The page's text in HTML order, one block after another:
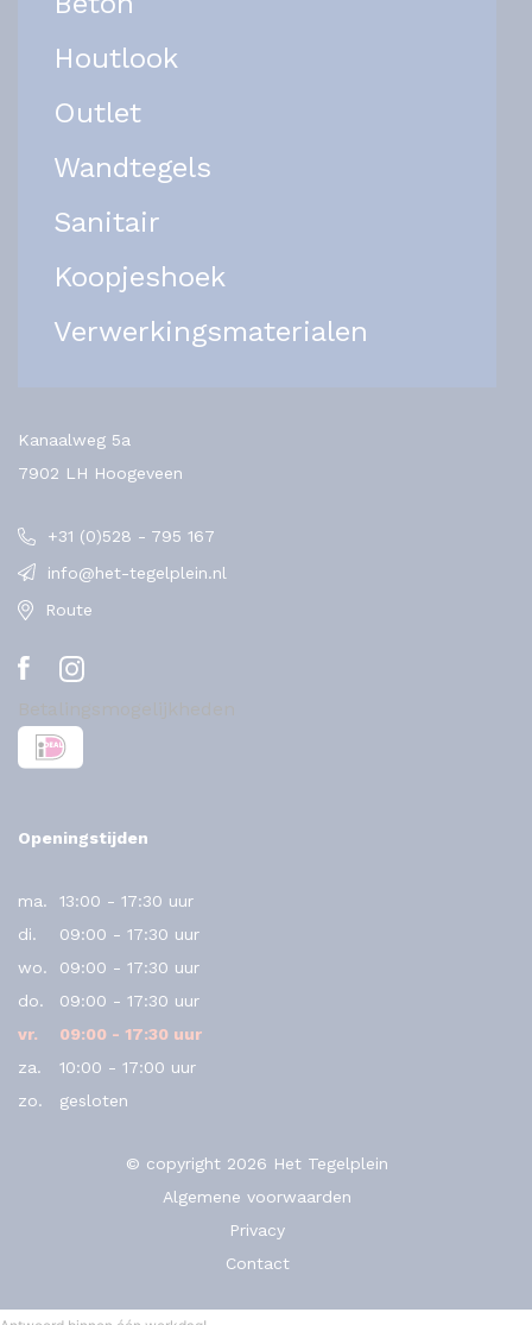
Houtlook
Outlet
Wandtegels
Sanitair
Koopjeshoek
Verwerkingsmaterialen
Kanaalweg 5a
7902 LH Hoogeveen
+31 (0)528 - 795 167
info@het-tegelplein.nl
Route
Openingstijden
ma.
13:00 - 17:30 uur
di.
09:00 - 17:30 uur
wo.
09:00 - 17:30 uur
do.
09:00 - 17:30 uur
vr.
09:00 - 17:30 uur
za.
10:00 - 17:00 uur
zo.
gesloten
© copyright 2026 Het Tegelplein
Algemene voorwaarden
Privacy
Contact